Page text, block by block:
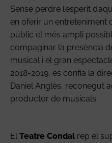
Sense perdre l’esperit
en oferir un entreteniment
públic el més ampli
compaginar la presència
musical i el gran
2018-2019, es confia la
Daniel Anglès, reconegut
productor de musicals.
El Teatre Condal rep el